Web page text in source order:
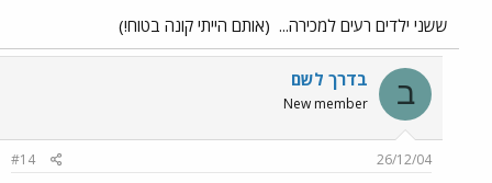
ששני ילדים רעים למכירה... (אותם הייתי קונה בטוח!)
ב בדרך לשם
New member
26/12/04
#14